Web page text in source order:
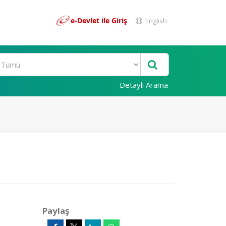
e-Devlet ile Giriş English
Detaylı Arama
Paylaş